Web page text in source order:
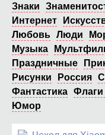
Знаки
Интернет
Любовь Люди
Музыка
Праздничные
Рисунки
Россия
Фантастика Флаги
Юмор